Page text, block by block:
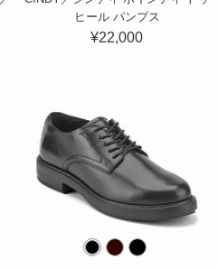
ヒール パンプス
¥22,000